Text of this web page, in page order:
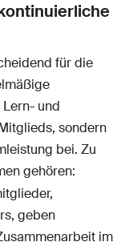
für die
und
sondern
bei. Zu
gehören:
geben
im